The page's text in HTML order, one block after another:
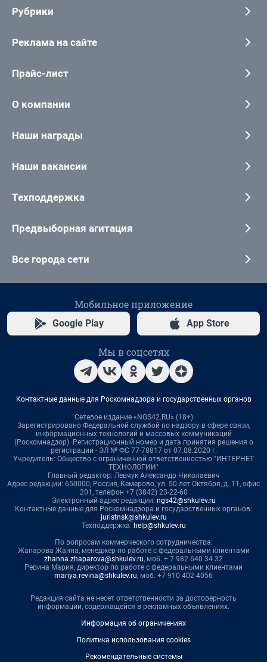
Рубрики
Реклама на сайте
Прайс-лист
О компании
Наши награды
Наши вакансии
Техподдержка
Предвыборная агитация
Все города сети
Мобильное приложение
Google Play App Store
Мы в соцсетях
Контактные данные для Роскомнадзора и государственных органов
Сетевое издание «NGS42.RU» (18+)
Зарегистрировано Федеральной службой по надзору в сфере связи,
информационных технологий и массовых коммуникаций
(Роскомнадзор). Регистрационный номер и дата принятия решения о
регистрации - ЭЛ № ФС 77-78817 от 07.08.2020 г.
Учредитель: Общество с ограниченной ответственностью "ИНТЕРНЕТ
ТЕХНОЛОГИИ"
Главный редактор: Левчук Александр Николаевич
Адрес редакции: 650000, Россия, Кемерово, ул. 50 лет Октября, д. 11, офис
201, телефон +7 (3842) 23-22-60
Электронный адрес редакции: ngs42@shkulev.ru
Контактные данные для Роскомнадзора и государственных органов:
juristnsk@shkulev.ru
Техподдержка: help@shkulev.ru
По вопросам коммерческого сотрудничества:
Жапарова Жанна, менеджер по работе с федеральными клиентами
zhanna.zhaparova@shkulev.ru, моб. + 7 982 640 34 32
Ревина Мария, директор по работе с федеральными клиентами
mariya.revina@shkulev.ru, моб. +7 910 402 4056
Редакция сайта не несет ответственности за достоверность
информации, содержащейся в рекламных объявлениях.
Информация об ограничениях
Политика использования cookies
Рекомендательные системы